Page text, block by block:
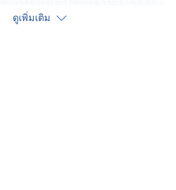
ชีวิตขณะรักษาตัวที่โรงพยาบาลกระบี่
ดูเพิ่มเติม